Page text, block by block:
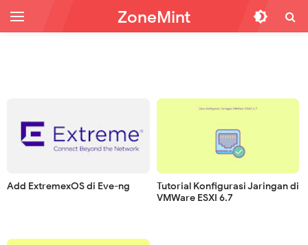
ZoneMint
Add ExtremexOS di Eve-ng
Tutorial Konfigurasi Jaringan di
VMWare ESXI 6.7